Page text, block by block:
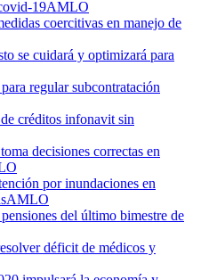
19AMLO
coercitivas en manejo de
se cuidará y optimizará para
regular subcontratación
créditos infonavit sin
decisiones correctas en
por inundaciones en
AMLO
del último bimestre de
déficit de médicos y